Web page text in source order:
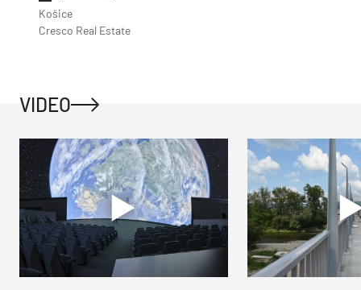
Košice
Cresco Real Estate
VIDEO